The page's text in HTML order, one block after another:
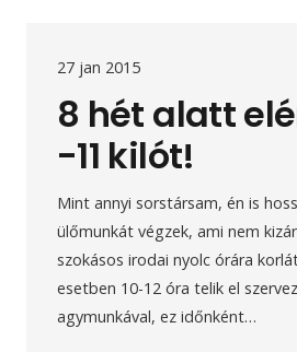
27 jan 2015
8 hét alatt
-11 kilót!
Mint annyi sorstársam, én is
ülőmunkát végzek, ami nem
szokásos irodai nyolc órára
esetben 10-12 óra telik el
agymunkával, ez időnként…